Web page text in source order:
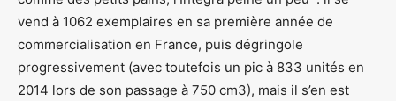
vend à 1062 exemplaires en sa première année de
commercialisation en France, puis dégringole
progressivement (avec toutefois un pic à 833 unités en
2014 lors de son passage à 750 cm3), mais il s’en est